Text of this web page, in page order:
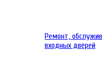
Ремонт,
входных дверей